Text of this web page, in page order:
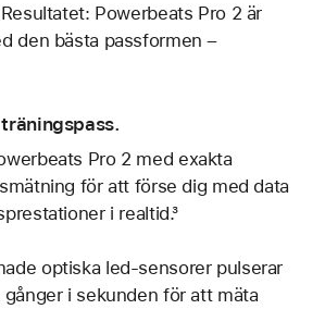
Powerbeats Pro 2 är
den bästa passformen –
Pro 2 med exakta
för att förse dig med data
i realtid.³
optiska led-sensorer pulserar
i sekunden för att mäta